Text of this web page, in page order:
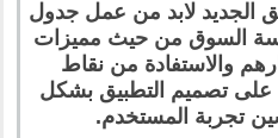
الجديد لابد من عمل جدول
السوق من حيث مميزات
والاستفادة من نقاط
على تصميم التطبيق بشكل
تجربة المستخدم.